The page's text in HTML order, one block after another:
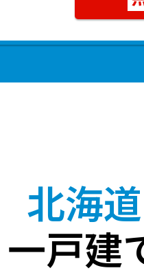
北海道
一戸建